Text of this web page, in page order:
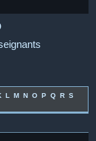
L M N O P Q R S